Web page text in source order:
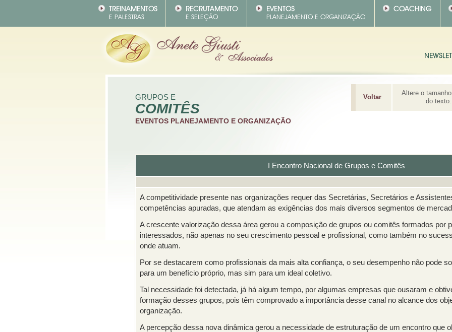
GRUPOS E
COMITÊS
EVENTOS PLANEJAMENTO E ORGANIZAÇÃO
Voltar
Altere o tamanho
do texto:
I Encontro Nacional de Grupos e Comitês
A competitividade presente nas organizações requer das Secretárias, Secretários e
competências apuradas, que atendam as exigências dos mais diversos segmentos de
A crescente valorização dessa área gerou a composição de grupos ou comitês formados por
interessados, não apenas no seu crescimento pessoal e profissional, como também no
onde atuam.
Por se destacarem como profissionais da mais alta confiança, o seu desempenho não pode
para um benefício próprio, mas sim para um ideal coletivo.
Tal necessidade foi detectada, já há algum tempo, por algumas empresas que ousaram e
formação desses grupos, pois têm comprovado a importância desse canal no alcance dos
organização.
A percepção dessa nova dinâmica gerou a necessidade de estruturação de um encontro que